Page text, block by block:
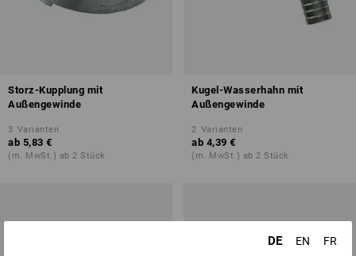
Storz-Kupplung mit
Außengewinde
3 Varianten
ab 5,83 €
(m. MwSt.) ab 2 Stück
Kugel-Wasserhahn mit
Außengewinde
2 Varianten
ab 4,39 €
(m. MwSt.) ab 2 Stück
DE EN
FR